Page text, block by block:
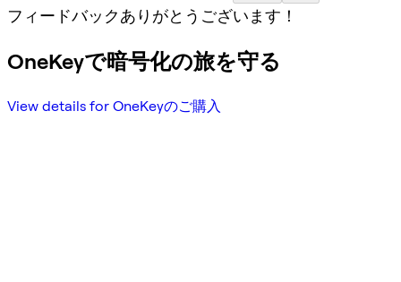
フィードバックありがとうございます！
OneKeyで暗号化の旅を守る
View details for OneKeyのご購入